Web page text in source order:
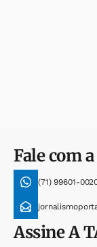
Fale com
(71) 99601-
AssineA